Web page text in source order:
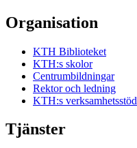
Organisation
KTH Biblioteket
KTH:s skolor
Centrumbildningar
Rektor och ledning
KTH:s verksamhetsstöd
Tjänster